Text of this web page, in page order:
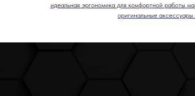
идеальная эргономика для комфортной работы
оригинальные аксессуары